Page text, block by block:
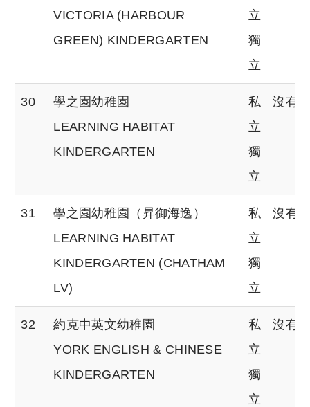
VICTORIA (HARBOUR
GREEN) KINDERGARTEN
立
獨
立
30
學之園幼稚園
LEARNING HABITAT
KINDERGARTEN
私
立
獨
立
沒有
31
學之園幼稚園（昇御海逸）
LEARNING HABITAT
KINDERGARTEN (CHATHAM
LV)
私
立
獨
立
沒有
32
約克中英文幼稚園
YORK ENGLISH & CHINESE
KINDERGARTEN
私
立
獨
立
沒有